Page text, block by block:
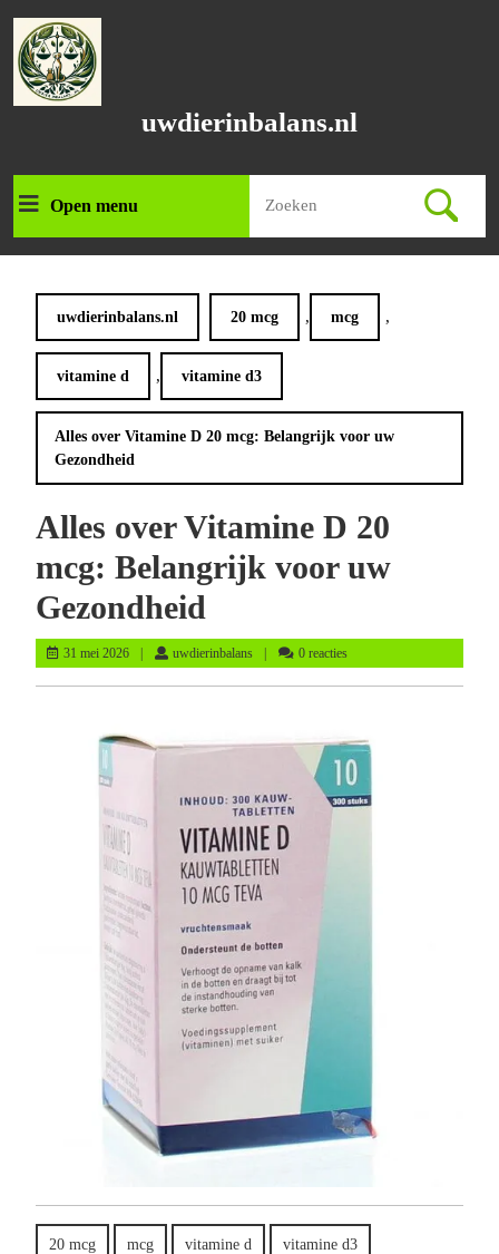
naar
inhoud
uwdierinbalans.nl
Open menuOpen
menu
naar:
uwdierinbalans.nl 20 mcg , mcg ,
vitamine d , vitamine d3
Alles over Vitamine D 20 mcg: Belangrijk voor uw
Gezondheid
Alles over Vitamine D 20
mcg: Belangrijk voor uw
Gezondheid
31 mei 202631
mei
uwdierinbalansuwdierinbalans
0 reacties
20 mcg mcg vitamine d vitamine d3